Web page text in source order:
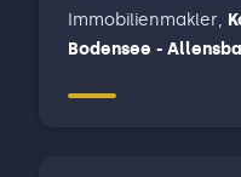
Immobilienmakler,
Bodensee -